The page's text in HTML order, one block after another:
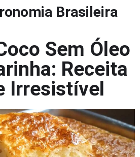
Brasileira
Sem Óleo
Receita
Irresistível